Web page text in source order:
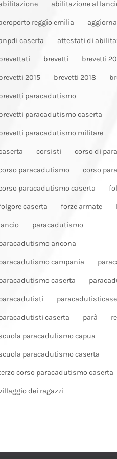
abilitazione al
reggio emilia
caserta attestati di
brevetti brevetti
2015 brevetti 2018
paracadutismo
paracadutismo caserta
paracadutismo militare
corsisti corso di
paracadutismo corso
paracadutismo caserta
caserta forze armate
paracadutismo
ancona
campania
caserta
caserta parà
paracadutismo capua
paracadutismo caserta
corso paracadutismo caserta
dei ragazzi